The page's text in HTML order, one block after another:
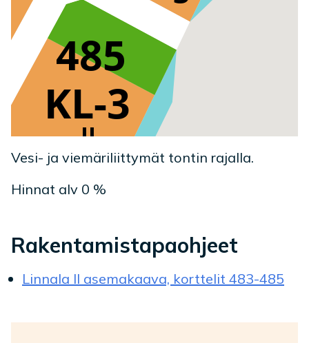
Vesi- ja viemäriliittymät tontin rajalla.
Hinnat alv 0 %
Rakentamistapaohjeet
Linnala II asemakaava, korttelit 483-485